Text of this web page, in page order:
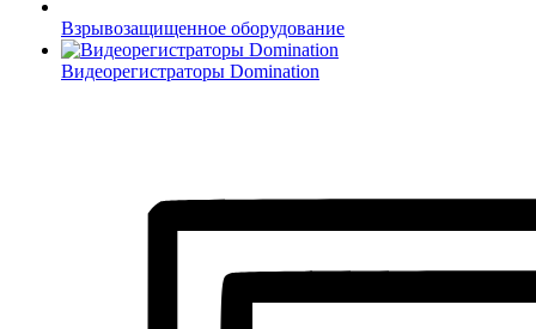
Взрывозащищенное оборудование
Видеорегистраторы Domination